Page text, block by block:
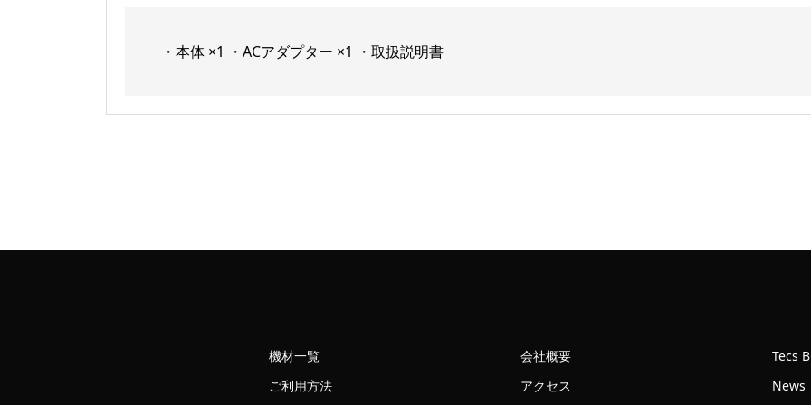
・本体 ×1 ・ACアダプター ×1 ・取扱説明書
機材一覧
ご利用方法
会社概要
アクセス
Tecs
News